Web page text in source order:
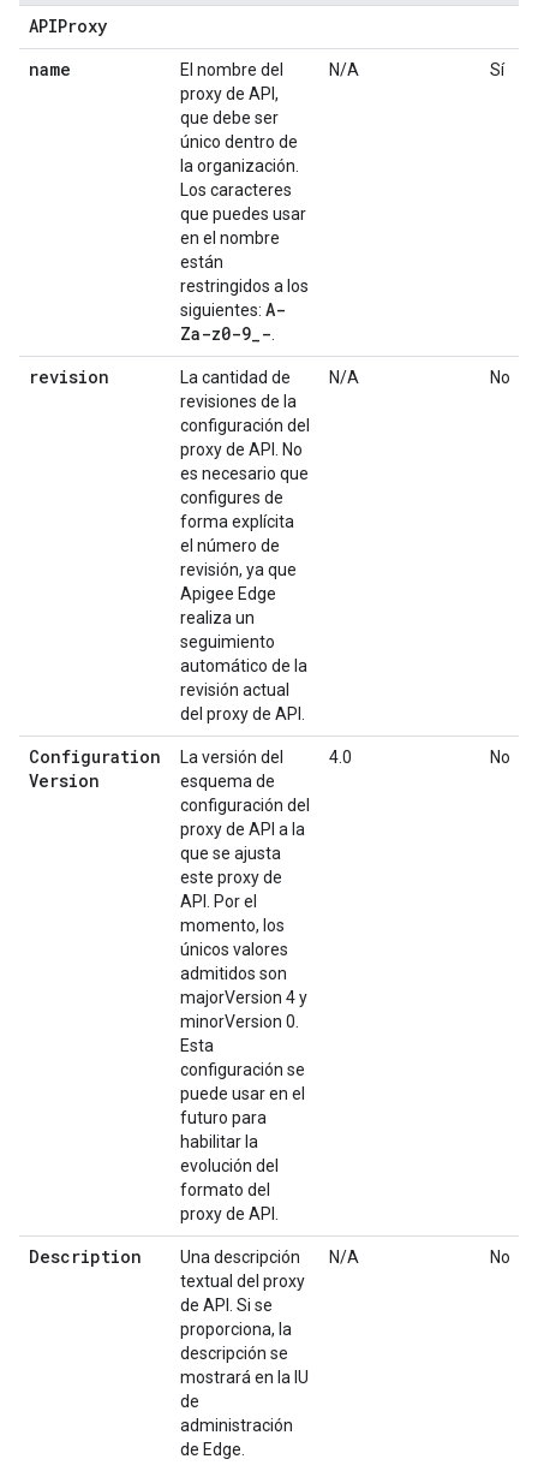
APIProxy
name
El nombre del
proxy de API,
que debe ser
único dentro de
la organización.
Los caracteres
que puedes usar
en el nombre
están
restringidos a los
siguientes: A-
Za-z0-9_-
N/A Sí
revision
La cantidad de
revisiones de la
configuración del
proxy de API. No
es necesario que
configures de
forma explícita
el número de
revisión, ya que
Apigee Edge
realiza un
seguimiento
automático de la
revisión actual
del proxy de API.
N/A No
Configuration
Version
La versión del
esquema de
configuración del
proxy de API a la
que se ajusta
este proxy de
API. Por el
momento, los
únicos valores
admitidos son
majorVersion 4 y
minorVersion 0.
Esta
configuración se
puede usar en el
futuro para
habilitar la
evolución del
formato del
proxy de API.
4.0 No
Description
Una descripción
textual del proxy
de API. Si se
proporciona, la
descripción se
mostrará en la IU
de
administración
de Edge.
N/A No